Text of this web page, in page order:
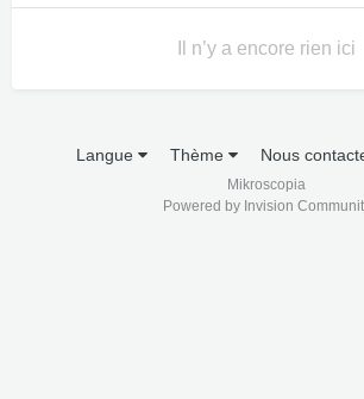
Il n’y a encore rien ici
Langue Thème Nous
Mikroscopia
Powered by Invision